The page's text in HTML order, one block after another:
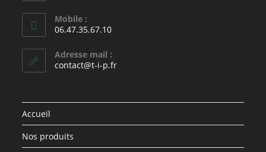
Mobile :
06.47.35.67.10
Adresse mail :
contact@t-i-p.fr
Accueil
Nos produits